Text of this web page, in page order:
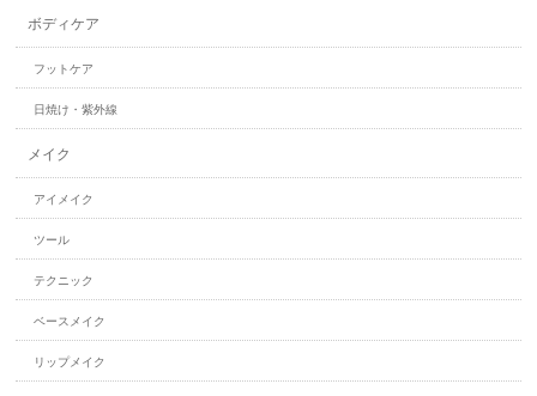
ボディケア
フットケア
日焼け・紫外線
メイク
アイメイク
ツール
テクニック
ベースメイク
リップメイク